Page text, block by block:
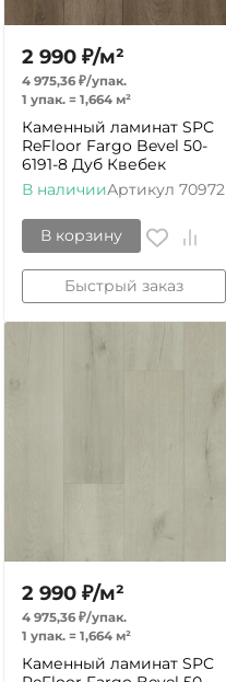
2 990 ₽/м²
4 975,36 ₽/упак.
1 упак. = 1,664 м²
Каменный ламинат SPC
ReFloor Fargo Bevel 50-
6191-8 Дуб Квебек
В наличииАртикул 70972
В корзину
Быстрый заказ
2 990 ₽/м²
4 975,36 ₽/упак.
1 упак. = 1,664 м²
Каменный ламинат SPC